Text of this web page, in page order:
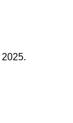
2025.